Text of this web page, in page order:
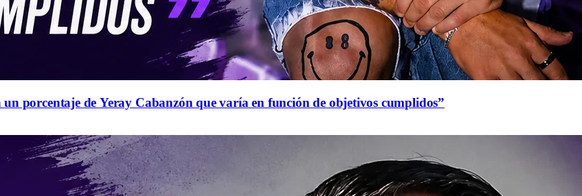
porcentaje de Yeray Cabanzón que varía en función de objetivos cumplidos”